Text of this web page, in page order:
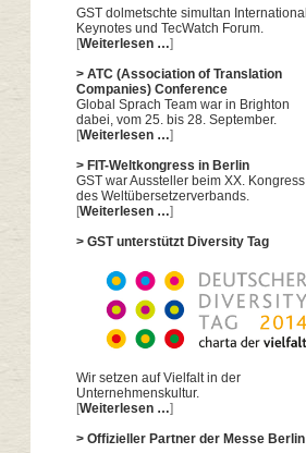
GST dolmetschte simultan International
Keynotes und TecWatch Forum.
[Weiterlesen …]
> ATC (Association of Translation
Companies) Conference
Global Sprach Team war in Brighton
dabei, vom 25. bis 28. September.
[Weiterlesen …]
> FIT-Weltkongress in Berlin
GST war Aussteller beim XX. Kongress
des Weltübersetzerverbands.
[Weiterlesen …]
> GST unterstützt Diversity Tag
Wir setzen auf Vielfalt in der
Unternehmenskultur.
[Weiterlesen …]
> Offizieller Partner der Messe Berlin